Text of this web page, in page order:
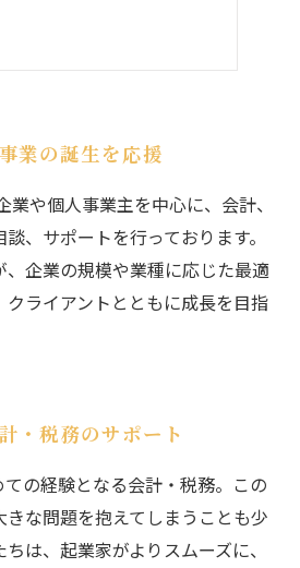
業の誕生を応援
や個人事業主を中心に、会計、
、サポートを行っております。
企業の規模や業種に応じた最適
ライアントとともに成長を目指
・税務のサポート
の経験となる会計・税務。この
な問題を抱えてしまうことも少
は、起業家がよりスムーズに、